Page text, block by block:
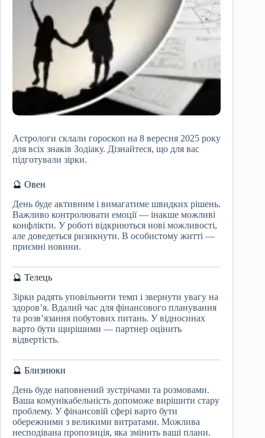
Астрологи склали гороскоп на 8 вересня 2025 року
для всіх знаків Зодіаку. Дізнайтеся, що для вас
підготували зірки.
🔮 Овен
День буде активним і вимагатиме швидких рішень.
Важливо контролювати емоції — інакше можливі
конфлікти. У роботі відкриються нові можливості,
але доведеться ризикнути. В особистому житті —
приємні новини.
🔮 Телець
Зірки радять уповільнити темп і звернути увагу на
здоров’я. Вдалий час для фінансового планування
та розв’язання побутових питань. У відносинах
варто бути щирішими — партнер оцінить
відвертість.
🔮 Близнюки
День буде наповнений зустрічами та розмовами.
Ваша комунікабельність допоможе вирішити стару
проблему. У фінансовій сфері варто бути
обережними з великими витратами. Можлива
несподівана пропозиція, яка змінить ваші плани.